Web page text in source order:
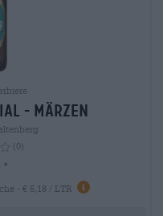
- Märzen
(0)
- € 5,18 / LTR info